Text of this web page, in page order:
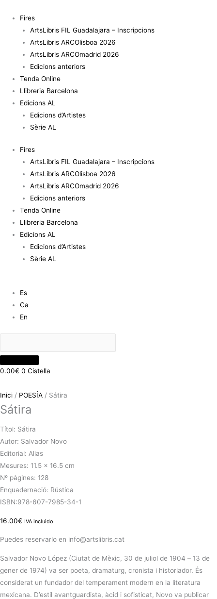
contingut
Fires
ArtsLibris FIL Guadalajara – Inscripcions
ArtsLibris ARCOlisboa 2026
ArtsLibris ARCOmadrid 2026
Edicions anteriors
Tenda Online
Llibreria Barcelona
Edicions AL
Edicions d’Artistes
Sèrie AL
Fires
ArtsLibris FIL Guadalajara – Inscripcions
ArtsLibris ARCOlisboa 2026
ArtsLibris ARCOmadrid 2026
Edicions anteriors
Tenda Online
Llibreria Barcelona
Edicions AL
Edicions d’Artistes
Sèrie AL
Es
Ca
En
0.00€ 0 Cistella
Inici / POESÍA / Sátira
Sátira
Títol: Sátira
Autor: Salvador Novo
Editorial: Alias
Mesures: 11.5 x 16.5 cm
Nº pàgines: 128
Enquadernació: Rústica
ISBN:978-607-7985-34-1
16.00€ IVA incluido
Puedes reservarlo en info@artslibris.cat
Salvador Novo López (Ciutat de Mèxic, 30 de juliol de 1904 – 13 de
gener de 1974) va ser poeta, dramaturg, cronista i historiador. És
considerat un fundador del temperament modern en la literatura
mexicana. D’estil avantguardista, àcid i sofisticat, Novo va publicar